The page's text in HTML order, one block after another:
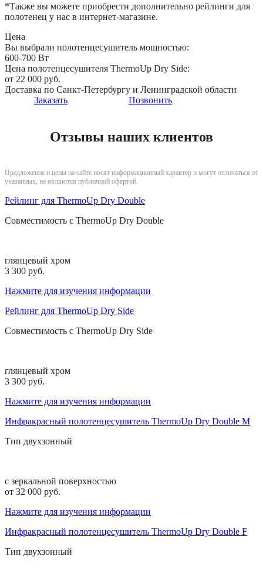
*Также вы можете приобрести дополнительно рейлинги для
полотенец у нас в интернет-магазине.
Цена
Вы выбрали полотенцесушитель мощностью:
600-700 Вт
Цена полотенцесушителя ThermoUp Dry Side:
от 22 000 руб.
Доставка по Санкт-Петербургу и Ленинградской области
Заказать
Позвонить
Отзывы наших клиентов
Предложение и цены на сайте носят информационный характер и могут отличаться от
указанных, не являются публичной офертой.
Рейлинг для ThermoUp Dry Double
Совместимость с ThermoUp Dry Double
глянцевый хром
3 300 pуб.
Нажмите для изучения информации
Рейлинг для ThermoUp Dry Side
Совместимость с ThermoUp Dry Side
глянцевый хром
3 300 pуб.
Нажмите для изучения информации
Инфракрасный полотенцесушитель ThermoUp Dry Double M
Тип двухзонный
с зеркальной поверхностью
от 32 000 pуб.
Нажмите для изучения информации
Инфракрасный полотенцесушитель ThermoUp Dry Double F
Тип двухзонный